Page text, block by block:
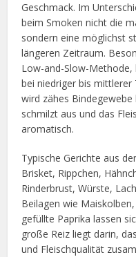
Geschmack. Im
beim Smoken nicht die
sondern eine möglichst
längeren Zeitraum.
Low-and-Slow-Methode,
bei niedriger bis
wird zähes
schmilzt aus und das
aromatisch.
Typische Gerichte aus
Brisket, Rippchen,
Rinderbrust, Würste,
Beilagen wie
gefüllte Paprika lassen
große Reiz liegt darin,
und Fleischqualität